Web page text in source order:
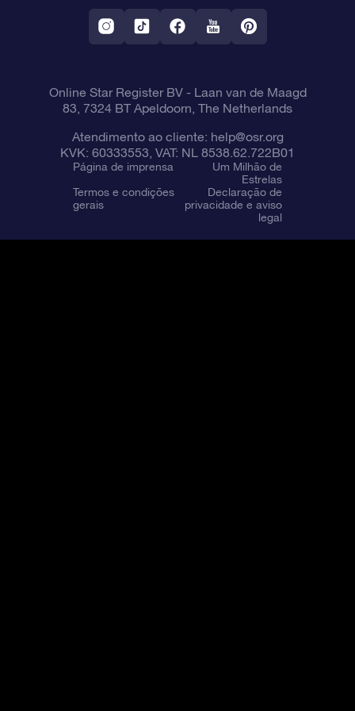
Aplicativo RV Fly me to the stars
Constelações
Online Star Register BV- Laan van de Maagd
83, 7324 BT Apeldoorn, The Netherlands
Atendimento ao cliente: help@osr.org
KVK: 60333553, VAT: NL 8538.62.722B01
Página de imprensa
Um Milhão de
Estrelas
Termos e condições
gerais
Declaração de
privacidade e aviso
legal